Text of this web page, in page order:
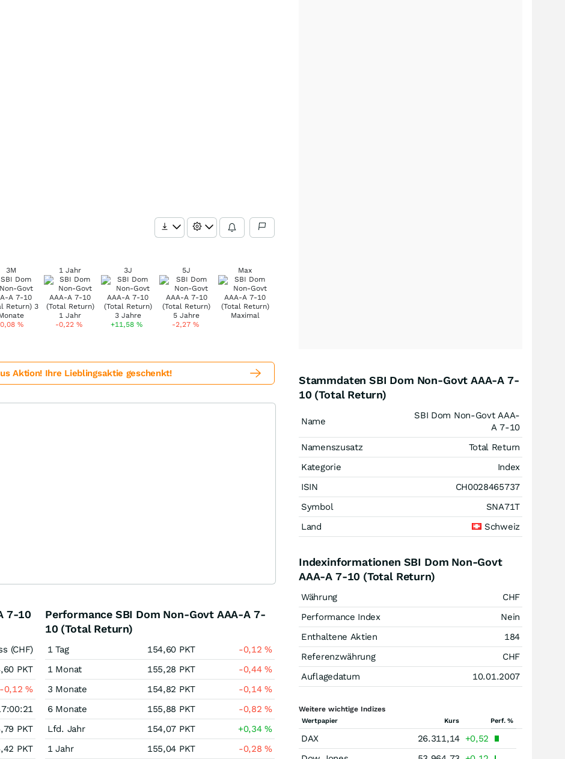
3M
%
1 Jahr
-0,22%
3J
+11,58%
5J
-2,27 %
Max
Aktion! Ihre Lieblingsaktie geschenkt!
7-10
(CHF)
PKT
-0,12%
PKT
PKT
Performance SBI Dom Non-Govt AAA-A 7-
10 (Total Return)
1 Tag 154,60 PKT -0,12%
1 Monat
155,28 PKT -0,44%
3 Monate
154,82 PKT -0,14%
6 Monate
155,88 PKT -0,82%
Lfd. Jahr
154,07 PKT +0,34%
1 Jahr
155,04 PKT -0,28%
Stammdaten SBI Dom Non-Govt AAA-A 7-
10 (Total Return)
Name
SBI Dom Non-Govt AAA-
A 7-10
Namenszusatz
Total Return
Kategorie
Index
ISIN
CH0028465737
Symbol
SNA71T
Land
Schweiz
Indexinformationen SBI Dom Non-Govt
AAA-A 7-10 (Total Return)
Währung
CHF
Performance Index
Nein
Enthaltene Aktien
184
Referenzwährung
CHF
Auflagedatum
10.01.2007
Weitere wichtige Indizes
Wertpapier Kurs Perf. %
DAX 26.311,14 +0,52